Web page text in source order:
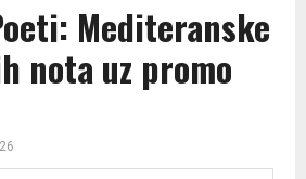
Mediteranske
nota uz promo